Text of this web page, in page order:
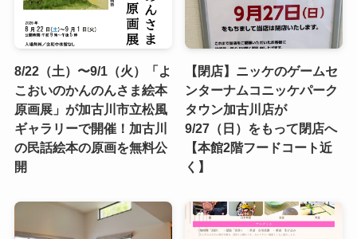
8/22（土）〜9/1（火）「よ
こおいのかんのんさま絵本
原画展」が加古川市立松風
ギャラリーで開催！加古川
の民話絵本の原画を無料公
開
【閉店】ニッケのゲームセ
ンターナムコニッケパーク
タウン加古川店が
9/27（日）をもって閉店へ
【本館2階フードコート近
く】